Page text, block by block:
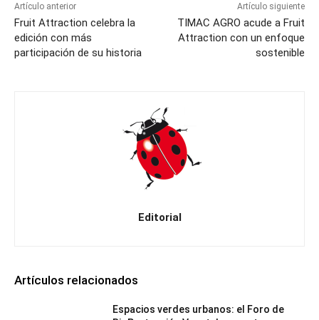
Artículo anterior
Fruit Attraction celebra la
edición con más
participación de su historia
Artículo siguiente
TIMAC AGRO acude a Fruit
Attraction con un enfoque
sostenible
Editorial
Artículos relacionados
Espacios verdes urbanos: el Foro de